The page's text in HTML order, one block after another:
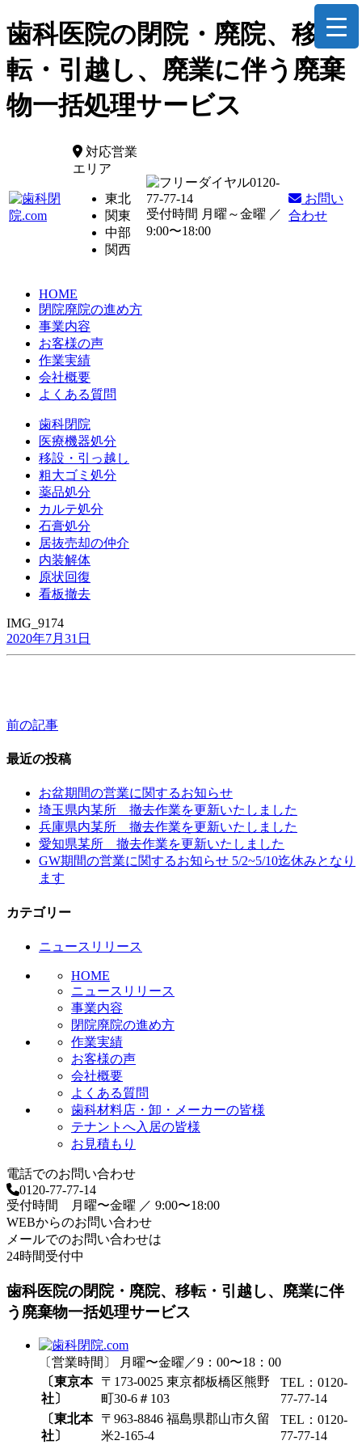
歯科医院の閉院・廃院、移
転・引越し、廃業に伴う廃棄
物一括処理サービス
対応営業
エリア
東北
関東
中部
関西
0120-
77-77-14
受付時間 月曜～金曜 ／
9:00〜18:00
お問い
合わせ
HOME
閉院廃院の進め方
事業内容
お客様の声
作業実績
会社概要
よくある質問
歯科閉院
医療機器処分
移設・引っ越し
粗大ゴミ処分
薬品処分
カルテ処分
石膏処分
居抜売却の仲介
内装解体
原状回復
看板撤去
IMG_9174
2020年7月31日
投
稿
ョ
前の記事
最近の投稿
お盆期間の営業に関するお知らせ
埼玉県内某所 撤去作業を更新いたしました
兵庫県内某所 撤去作業を更新いたしました
愛知県某所 撤去作業を更新いたしました
GW期間の営業に関するお知らせ 5/2~5/10迄休みとなり
ます
カテゴリー
ニュースリリース
HOME
ニュースリリース
事業内容
閉院廃院の進め方
作業実績
お客様の声
会社概要
よくある質問
歯科材料店・卸・メーカーの皆様
テナントへ入居の皆様
お見積もり
電話でのお問い合わせ
0120-77-77-14
受付時間 月曜〜金曜 ／ 9:00〜18:00
WEBからのお問い合わせ
メールでのお問い合わせは
24時間受付中
歯科医院の閉院・廃院、移転・引越し、廃業に伴
う廃棄物一括処理サービス
〔営業時間〕 月曜〜金曜／9：00〜18：00
〔東京本
社〕
〒173-0025 東京都板橋区熊野
町30-6＃103
TEL：0120-
77-77-14
〔東北本
社〕
〒963-8846 福島県郡山市久留
米2-165-4
TEL：0120-
77-77-14